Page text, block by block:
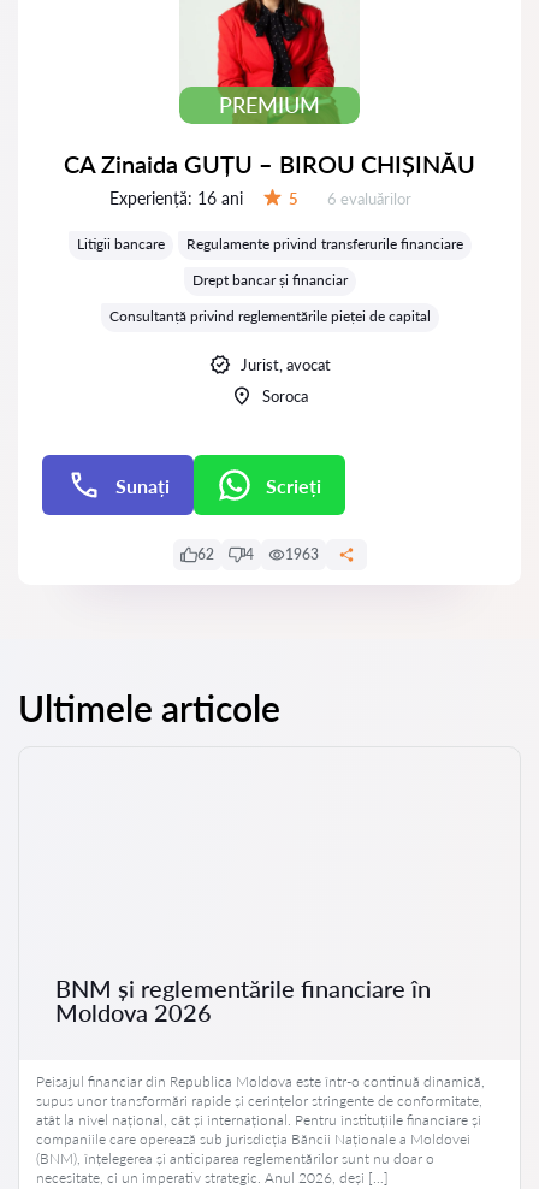
PREMIUM
CA Zinaida GUȚU – BIROU CHIȘINĂU
Experiență: 16 ani 5 Evaluărilor:
6 evaluărilor
Litigii bancare
Regulamente privind transferurile financiare
Drept bancar și financiar
Consultanță privind reglementările pieței de capital
Jurist, avocat
Soroca
Sunați Scrieți
62 4 1963
Ultimele articole
BNM și reglementările financiare în
Moldova 2026
Peisajul financiar din Republica Moldova este într-o continuă dinamică,
supus unor transformări rapide și cerințelor stringente de conformitate,
atât la nivel național, cât și internațional. Pentru instituțiile financiare și
companiile care operează sub jurisdicția Băncii Naționale a Moldovei
(BNM), înțelegerea și anticiparea reglementărilor sunt nu doar o
necesitate, ci un imperativ strategic. Anul 2026, deși […]